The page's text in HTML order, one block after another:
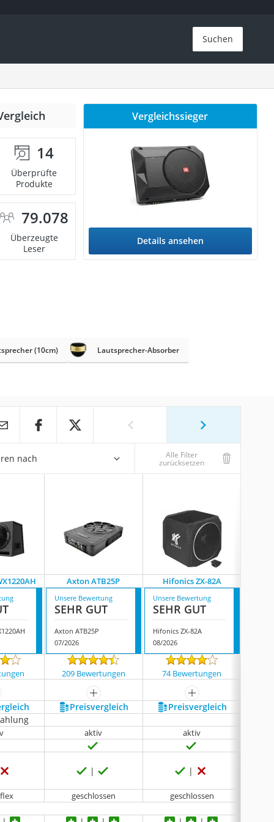
Suchen
14
Überprüfte
Produkte
79.078
Überzeugte
Leser
Vergleichssieger
Details ansehen
(10cm) Lautsprecher-Absorber
nach Alle Filter
zurücksetzen
Axton ATB25P Hifonics ZX-82A
Unsere Bewertung
SEHR GUT
Axton ATB25P
07/2026
Unsere Bewertung
SEHR GUT
Hifonics ZX-82A
08/2026
209 Bewertungen 74 Bewertungen
anzeigen mehr anzeigen
mehr anzeigen
Preis­vergleich Preis­vergleich
aktiv
aktiv
geschlossen geschlossen